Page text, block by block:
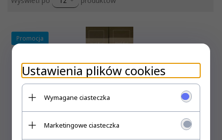
Promocja
Ustawienia plików cookies
Wymagane ciasteczka
Marketingowe ciasteczka